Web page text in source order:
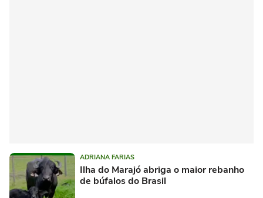
ADRIANA FARIAS
Ilha do Marajó abriga o maior rebanho
de búfalos do Brasil